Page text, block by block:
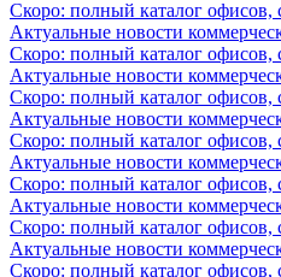
Скоро: полный каталог офисов,
Актуальные новости
Скоро: полный каталог офисов,
Актуальные новости
Скоро: полный каталог офисов,
Актуальные новости
Скоро: полный каталог офисов,
Актуальные новости
Скоро: полный каталог офисов,
Актуальные новости
Скоро: полный каталог офисов,
Актуальные новости
Скоро: полный каталог офисов,